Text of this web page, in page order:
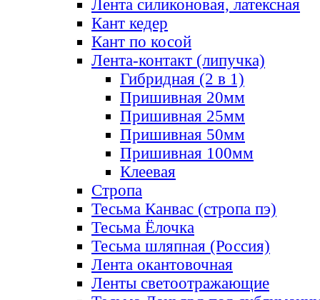
Лента силиконовая, латексная
Кант кедер
Кант по косой
Лента-контакт (липучка)
Гибридная (2 в 1)
Пришивная 20мм
Пришивная 25мм
Пришивная 50мм
Пришивная 100мм
Клеевая
Стропа
Тесьма Канвас (стропа пэ)
Тесьма Ёлочка
Тесьма шляпная (Россия)
Лента окантовочная
Ленты светоотражающие